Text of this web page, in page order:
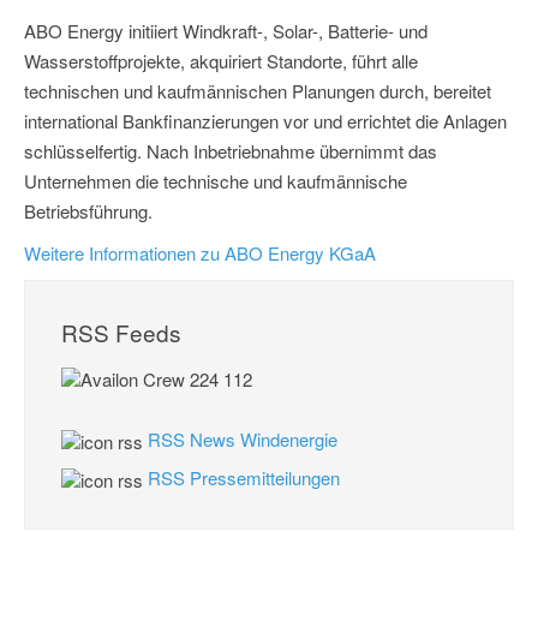
ABO Energy initiiert Windkraft-, Solar-, Batterie- und
Wasserstoffprojekte, akquiriert Standorte, führt alle
technischen und kaufmännischen Planungen durch, bereitet
international Bankfinanzierungen vor und errichtet die Anlagen
schlüsselfertig. Nach Inbetriebnahme übernimmt das
Unternehmen die technische und kaufmännische
Betriebsführung.
Weitere Informationen zu ABO Energy KGaA
RSS Feeds
RSS News Windenergie
RSS Pressemitteilungen